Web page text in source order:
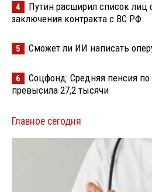
4
Путин расширил список лиц
заключения контракта с ВС РФ
5 Сможет ли ИИ написать
6
Соцфонд: Средняя пенсия по
превысила 27,2 тысячи
Главное сегодня